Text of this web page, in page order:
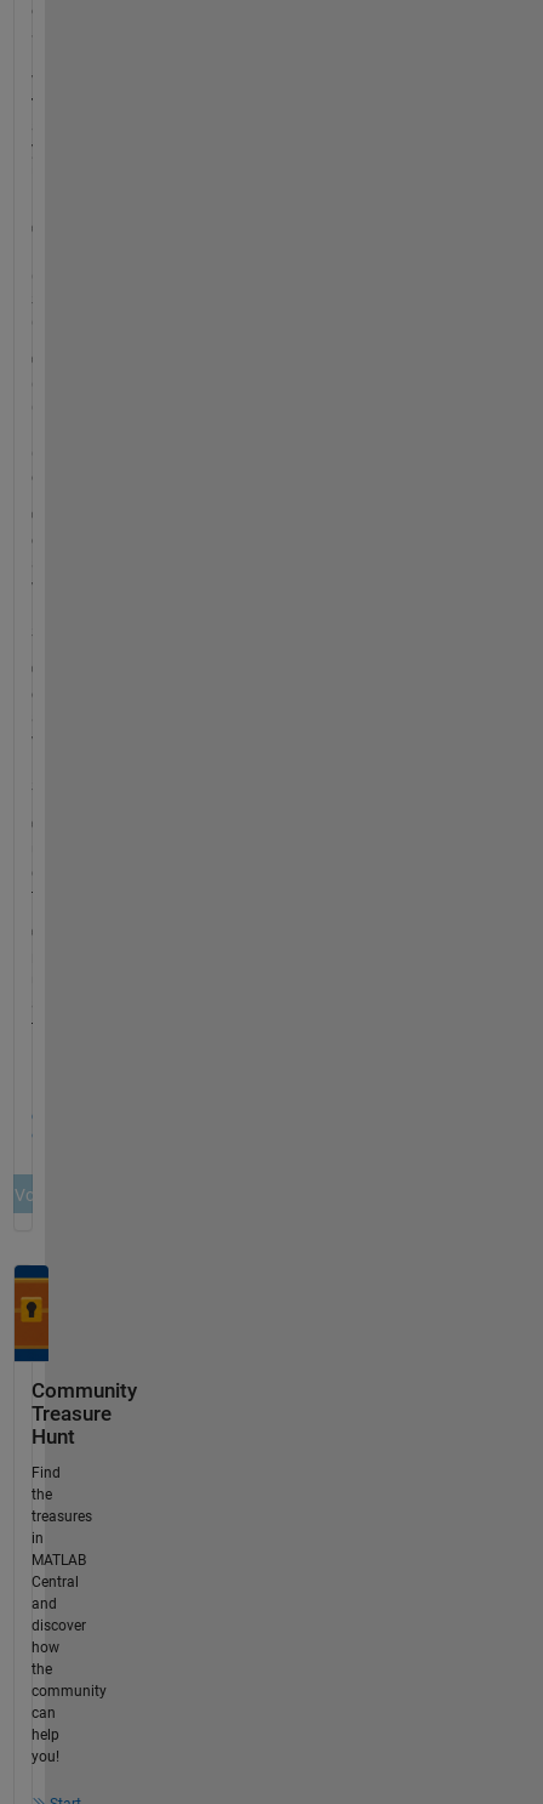
Community
Treasure
Hunt
Find
the
treasures
in
MATLAB
Central
and
discover
how
the
community
can
help
you!